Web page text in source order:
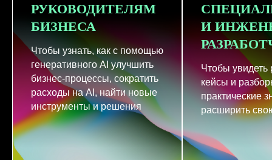
РУКОВОДИТЕЛЯМ
БИЗНЕСА
Чтобы узнать, как с помощью
генеративного AI улучшить
бизнес-процессы, сократить
расходы на AI, найти новые
инструменты и решения
И
Чтобы увидеть
кейсы и
практические
расширить